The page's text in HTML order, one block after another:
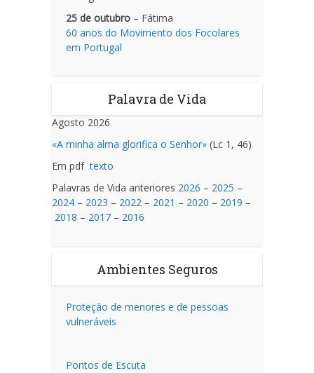
25 de outubro – Fátima
60 anos do Movimento dos Focolares
em Portugal
Palavra de Vida
Agosto 2026
«A minha alma glorifica o Senhor» (Lc 1, 46)
Em pdftexto
Palavras de Vida anteriores 2026 – 2025 –
2024 – 2023 – 2022 – 2021 – 2020 – 2019 –
2018 – 2017 – 2016
Ambientes Seguros
Proteção de menores e de pessoas
vulneráveis
Pontos de Escuta